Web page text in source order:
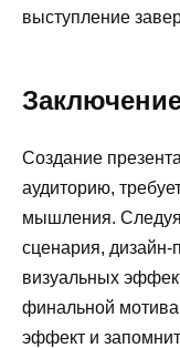
выступление
Создание
аудиторию,
мышления. Следуя
сценария, дизайн-
визуальных
финальной
эффект и